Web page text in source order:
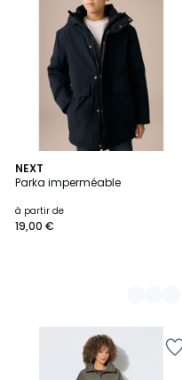
NEXT
Parka imperméable
à partir de
19,00 €
3
Couleurs